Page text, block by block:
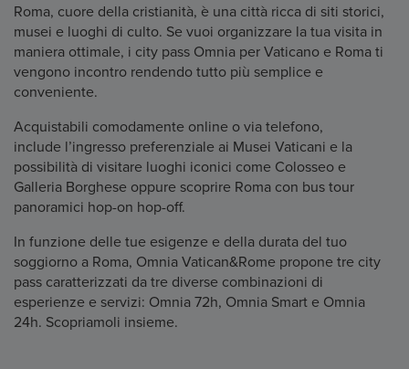
Roma, cuore della cristianità, è una città ricca di siti storici,
musei e luoghi di culto. Se vuoi organizzare la tua visita in
maniera ottimale, i city pass Omnia per Vaticano e Roma ti
vengono incontro rendendo tutto più semplice e
conveniente.
Acquistabili comodamente online o via telefono,
include l’ingresso preferenziale ai Musei Vaticani e la
possibilità di visitare luoghi iconici come Colosseo e
Galleria Borghese oppure scoprire Roma con bus tour
panoramici hop-on hop-off.
In funzione delle tue esigenze e della durata del tuo
soggiorno a Roma, Omnia Vatican&Rome propone tre city
pass caratterizzati da tre diverse combinazioni di
esperienze e servizi: Omnia 72h, Omnia Smart e Omnia
24h. Scopriamoli insieme.